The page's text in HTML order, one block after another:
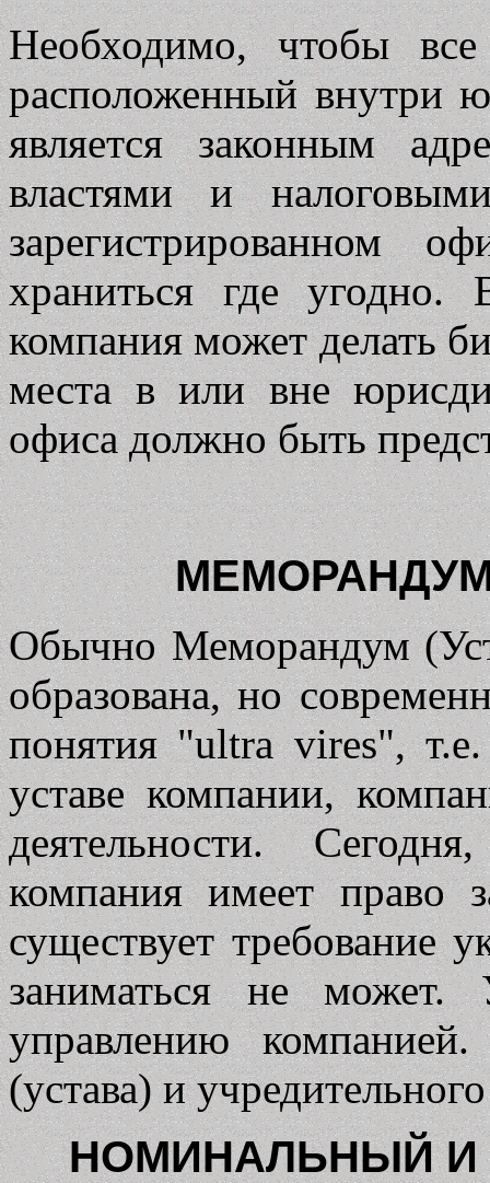
Необходимо, чтобы
расположенный внутри
является законным
властями и
зарегистрированном
храниться где угодно.
компания может делать
места в или вне
офиса должно быть
Обычно Меморандум
образована, но
понятия "ultra vires",
уставе компании,
деятельности.
компания имеет право
существует требование
заниматься не может.
управлению
(устава) и
НОМИНАЛЬНЫЙ И